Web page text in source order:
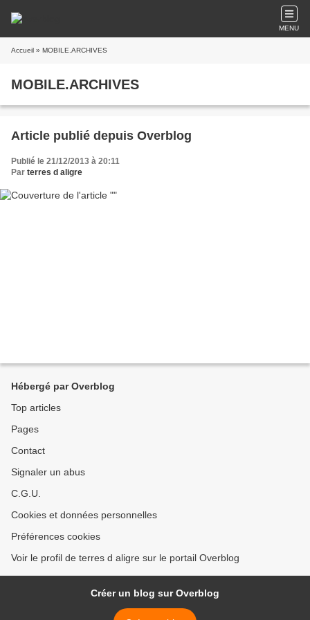
MENU
Accueil » MOBILE.ARCHIVES
MOBILE.ARCHIVES
Article publié depuis Overblog
Publié le 21/12/2013 à 20:11
Par terres d aligre
Hébergé par Overblog
Top articles
Pages
Contact
Signaler un abus
C.G.U.
Cookies et données personnelles
Préférences cookies
Voir le profil de terres d aligre sur le portail Overblog
Créer un blog sur Overblog